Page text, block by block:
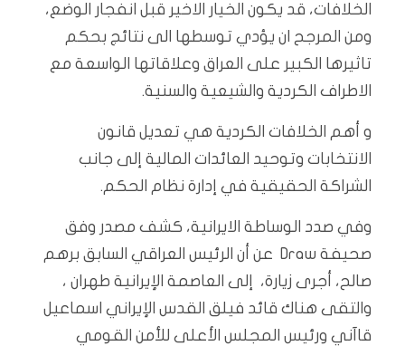
الخلافات، قد يكون الخيار الاخير قبل انفجار الوضع،
ومن المرجح ان يؤدي توسطها الى نتائج بحكم
تاثيرها الكبير على العراق وعلاقاتها الواسعة مع
الاطراف الكردية والشيعية والسنية.
و أهم الخلافات الكردية هي تعديل قانون
الانتخابات وتوحيد العائدات المالية إلى جانب
الشراكة الحقيقية في إدارة نظام الحكم.
وفي صدد الوساطة الايرانية، كشف مصدر وفق
صحيفة Draw عن أن الرئيس العراقي السابق برهم
صالح، أجرى زيارة، إلى العاصمة الإيرانية طهران ،
والتقى هناك قائد فيلق القدس الإيراني اسماعيل
قاآني ورئيس المجلس الأعلى للأمن القومي